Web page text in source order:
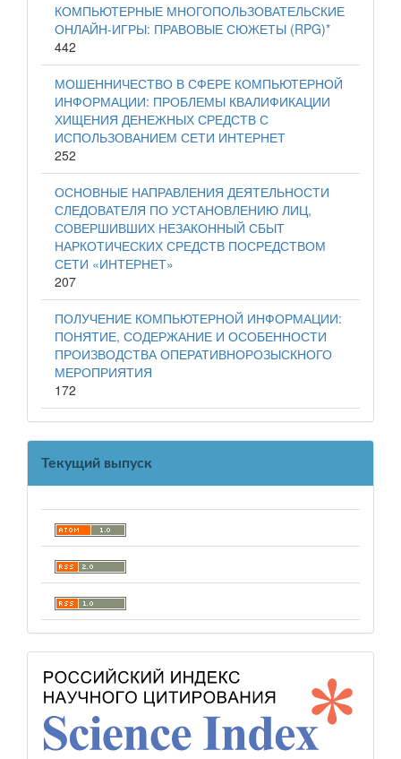
КОМПЬЮТЕРНЫЕ МНОГОПОЛЬЗОВАТЕЛЬСКИЕ
ОНЛАЙН-ИГРЫ: ПРАВОВЫЕ СЮЖЕТЫ (RPG)*
442
МОШЕННИЧЕСТВО В СФЕРЕ КОМПЬЮТЕРНОЙ
ИНФОРМАЦИИ: ПРОБЛЕМЫ КВАЛИФИКАЦИИ
ХИЩЕНИЯ ДЕНЕЖНЫХ СРЕДСТВ С
ИСПОЛЬЗОВАНИЕМ СЕТИ ИНТЕРНЕТ
252
ОСНОВНЫЕ НАПРАВЛЕНИЯ ДЕЯТЕЛЬНОСТИ
СЛЕДОВАТЕЛЯ ПО УСТАНОВЛЕНИЮ ЛИЦ,
СОВЕРШИВШИХ НЕЗАКОННЫЙ СБЫТ
НАРКОТИЧЕСКИХ СРЕДСТВ ПОСРЕДСТВОМ
СЕТИ «ИНТЕРНЕТ»
207
ПОЛУЧЕНИЕ КОМПЬЮТЕРНОЙ ИНФОРМАЦИИ:
ПОНЯТИЕ, СОДЕРЖАНИЕ И ОСОБЕННОСТИ
ПРОИЗВОДСТВА ОПЕРАТИВНОРОЗЫСКНОГО
МЕРОПРИЯТИЯ
172
Текущий выпуск